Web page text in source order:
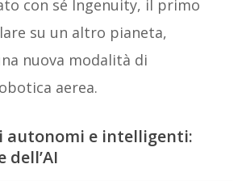
con sé Ingenuity, il primo
su un altro pianeta,
nuova modalità di
aerea.
autonomi e intelligenti:
dell’AI